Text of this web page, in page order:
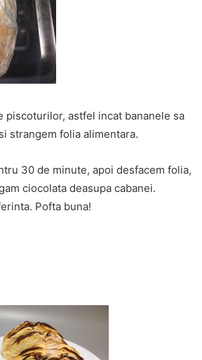
piscoturilor, astfel incat bananele sa
strangem folia alimentara.
30 de minute, apoi desfacem folia,
ciocolata deasupa cabanei.
Pofta buna!